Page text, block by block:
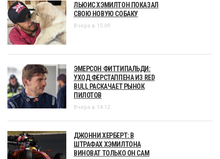
ЛЬЮИС ХЭМИЛТОН ПОКАЗАЛ
СВОЮ НОВУЮ СОБАКУ
Вчера в 15:09
ЭМЕРСОН ФИТТИПАЛЬДИ:
УХОД ФЕРСТАППЕНА ИЗ RED
BULL РАСКАЧАЕТ РЫНОК
ПИЛОТОВ
Вчера в 14:12
ДЖОННИ ХЕРБЕРТ: В
ШТРАФАХ ХЭМИЛТОНА
ВИНОВАТ ТОЛЬКО ОН САМ